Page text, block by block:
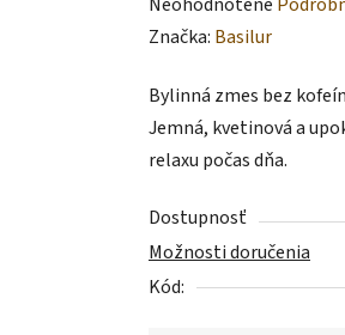
hodnotenie
je
0,0
z
hviezdičiek.
Značka: Basilur
Bylinná zmes bez
Jemná, kvetinová a
relaxu počas dňa.
Dostupnosť
Možnosti doručenia
Kód: